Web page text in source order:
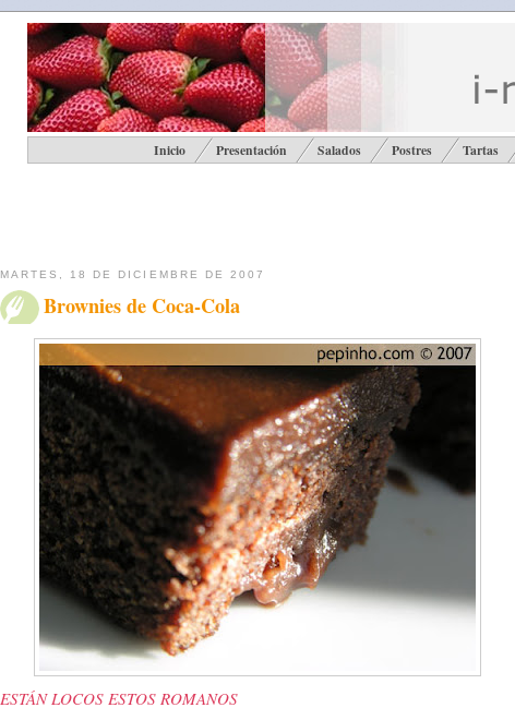
Inicio Presentación Salados Postres Tartas
MARTES, 18 DE DICIEMBRE DE 2007
Brownies de Coca-Cola
ESTÁN LOCOS ESTOS ROMANOS